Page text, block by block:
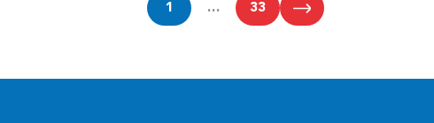
1 … 33